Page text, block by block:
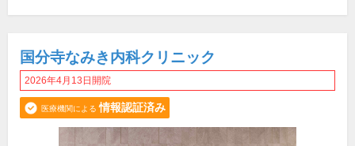
国分寺なみき内科クリニック
2026年4月13日開院
医療機関による 情報認証済み